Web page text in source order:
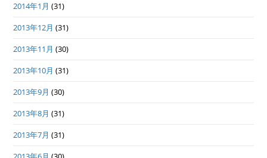
2014年1月 (31)
2013年12月 (31)
2013年11月 (30)
2013年10月 (31)
2013年9月 (30)
2013年8月 (31)
2013年7月 (31)